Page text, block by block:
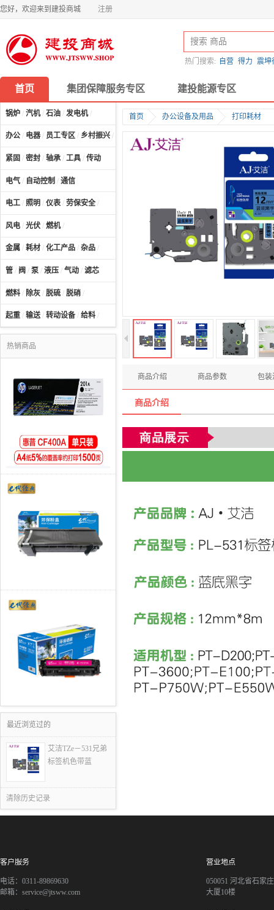
您好，欢迎来到建投商城 注册
热门搜索: 自营 得力 震坤
首页 集团保障服务专区 建投能源专区
锅炉 / 汽机/ 石油 / 发电机/
办公 / 电器 / 员工专区 / 乡村振兴 / 计算机及配件
紧固 / 密封 / 轴承 / 工具 / 传动
电气 / 自动控制 / 通信
电工 / 照明 / 仪表 / 劳保安全 /
风电 / 光伏 / 燃机/
金属 / 耗材 / 化工产品 / 杂品 /
管 / 阀 / 泵 / 液压 / 气动 / 滤芯
燃料 / 除灰 / 脱硫 / 脱硝 /
起重 / 输送/ 转动设备 / 给料 /
热销商品
最近浏览过的
艾洁TZe－531兄弟
标签机色带蓝
清除历史记录
首页 办公设备及用品 打印耗材
商品介绍 商品参数 包装
商品介绍
客户服务
电话：0311-89869630
邮箱：service@jtsww.com
营业地点
050051 河北省石家
大厦10楼